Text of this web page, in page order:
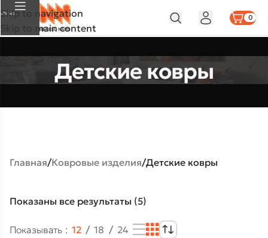
Skip to navigation
Skip to main content
Меню 0
Детские ковры
Главная Ковровые изделия Детские ковры
Показаны все результаты (5)
Показывать 12 18 24